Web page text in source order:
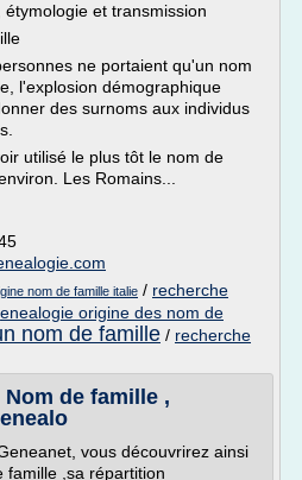
et transmission
ne portaient qu'un nom
l'explosion démographique
des surnoms aux individus
utilisé le plus tôt le nom de
Les Romains...
nom de famille italie / recherche
origine des nom de
nom de famille / recherche
de famille ,
vous découvrirez ainsi
famille ,sa répartition